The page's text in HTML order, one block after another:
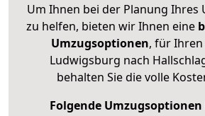
Um Ihnen bei der Planung Ihres
zu helfen, bieten wir Ihnen eine
Umzugsoptionen, für
Ludwigsburg nach
behalten Sie die volle
Folgende